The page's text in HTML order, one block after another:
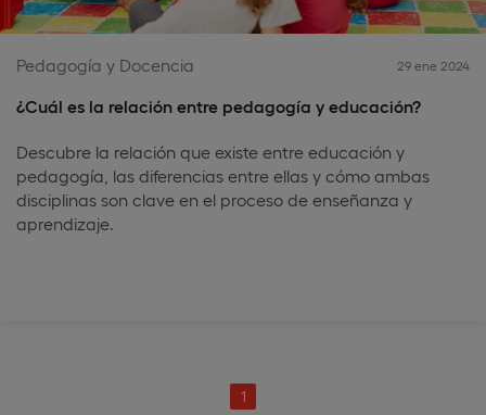
Pedagogía y Docencia 29 ene 2024
¿Cuál es la relación entre pedagogía y educación?
Descubre la relación que existe entre educación y
pedagogía, las diferencias entre ellas y cómo ambas
disciplinas son clave en el proceso de enseñanza y
aprendizaje.
1